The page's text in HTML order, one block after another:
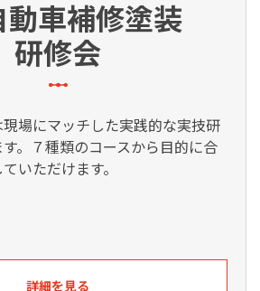
動車補修塗装
研修会
場にマッチした実践的な実技研
。７種類のコースから目的に合
いただけます。
詳細を見る